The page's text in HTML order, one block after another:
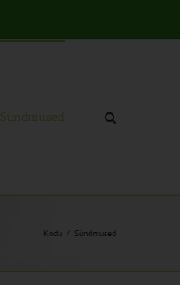
Sündmused
Kodu Sündmused